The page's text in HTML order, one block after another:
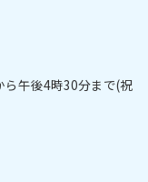
午後4時30分まで(祝